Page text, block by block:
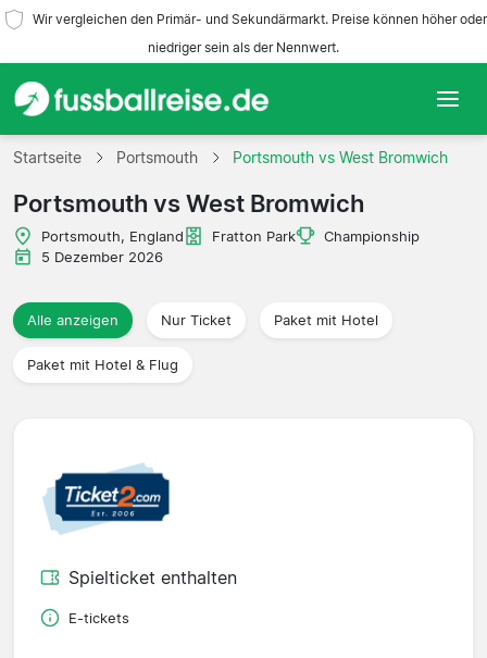
Wir vergleichen den Primär- und Sekundärmarkt. Preise können höher oder
niedriger sein als der Nennwert.
Startseite
Mannschaften
Ligen
Reisebüros
Startseite Portsmouth Portsmouth vs West Bromwich
Portsmouth vs West Bromwich
Portsmouth, England Fratton Park
Championship
5 Dezember 2026
Alle anzeigen Nur Ticket Paket mit Hotel
Paket mit Hotel & Flug
Spielticket enthalten
E-tickets